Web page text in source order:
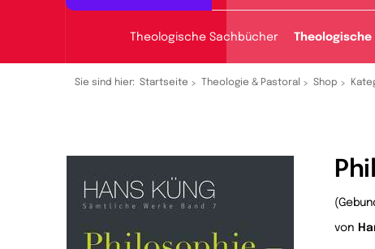
Theologische Sachbücher Theologische
Sie sind hier: Startseite Theologie & Pastoral Shop
von